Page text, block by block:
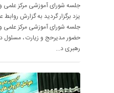
جلسه شورای آموزشی مرکز علمی
یزد برگزار گردید به گزارش
جلسه شورای آموزشی مرکز علمی
حضور مدیرحج و زیارت ، مسئول
رهبری د...